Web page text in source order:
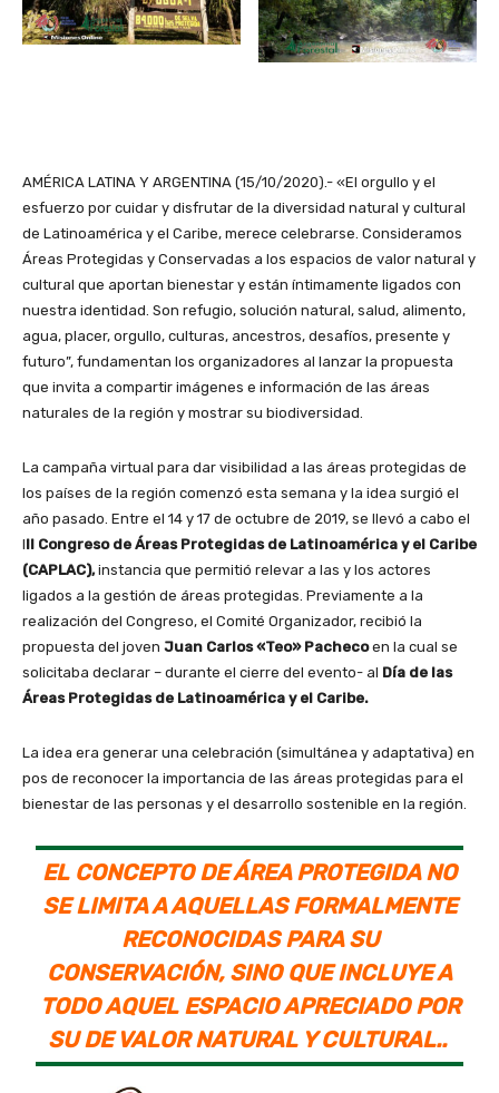
AMÉRICA LATINA Y ARGENTINA (15/10/2020).- «El orgullo y el
esfuerzo por cuidar y disfrutar de la diversidad natural y cultural
de Latinoamérica y el Caribe, merece celebrarse. Consideramos
Áreas Protegidas y Conservadas a los espacios de valor natural y
cultural que aportan bienestar y están íntimamente ligados con
nuestra identidad. Son refugio, solución natural, salud, alimento,
agua, placer, orgullo, culturas, ancestros, desafíos, presente y
futuro”, fundamentan los organizadores al lanzar la propuesta
que invita a compartir imágenes e información de las áreas
naturales de la región y mostrar su biodiversidad.
La campaña virtual para dar visibilidad a las áreas protegidas de
los países de la región comenzó esta semana y la idea surgió el
año pasado. Entre el 14 y 17 de octubre de 2019, se llevó a cabo el
III Congreso de Áreas Protegidas de Latinoamérica y el Caribe
(CAPLAC),instancia que permitió relevar a las y los actores
ligados a la gestión de áreas protegidas. Previamente a la
realización del Congreso, el Comité Organizador, recibió la
propuesta del joven Juan Carlos «Teo» Pachecoen la cual se
solicitaba declarar – durante el cierre del evento- al Día de las
Áreas Protegidas de Latinoamérica y el Caribe.
La idea era generar una celebración (simultánea y adaptativa) en
pos de reconocer la importancia de las áreas protegidas para el
bienestar de las personas y el desarrollo sostenible en la región.
EL CONCEPTO DE ÁREA PROTEGIDA NO
SE LIMITA A AQUELLAS FORMALMENTE
RECONOCIDAS PARA SU
CONSERVACIÓN, SINO QUE INCLUYE A
TODO AQUEL ESPACIO APRECIADO POR
SU DE VALOR NATURAL Y CULTURAL..